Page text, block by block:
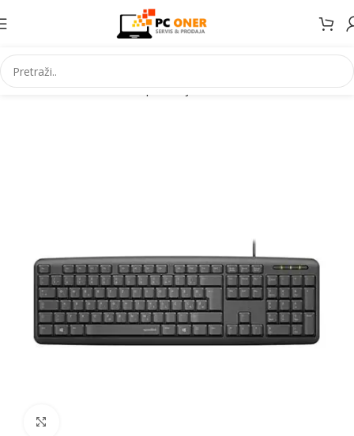
Početna Informatika PC periferija Tastature